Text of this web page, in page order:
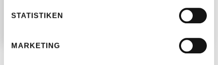
STATISTIKEN
MARKETING